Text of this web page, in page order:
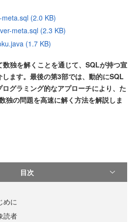
meta.sql (2.0 KB)
meta.sql (2.3 KB)
(1.7 KB)
独を解くことを通じて、SQLが持つ宣
ます。最後の第3部では、動的にSQL
グラミング的なアプローチにより、た
独の問題を高速に解く方法を解説しま
目次
めに
読者